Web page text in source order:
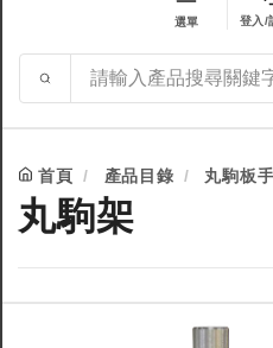
選單 登入/
首頁 產品目錄 丸駒板手
丸駒架